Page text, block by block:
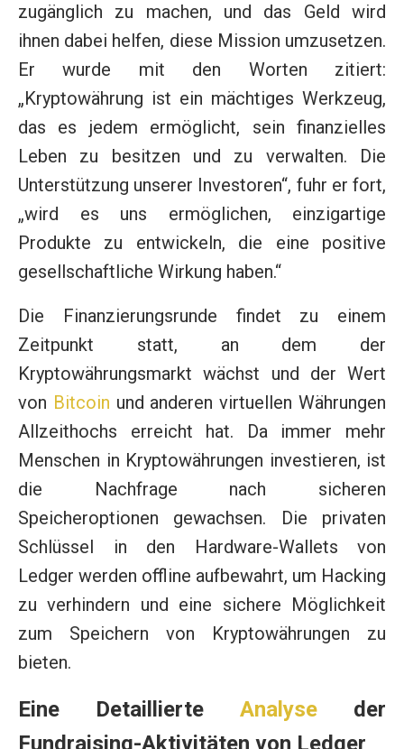
zugänglich zu machen, und das Geld wird
ihnen dabei helfen, diese Mission umzusetzen.
Er wurde mit den Worten zitiert:
„Kryptowährung ist ein mächtiges Werkzeug,
das es jedem ermöglicht, sein finanzielles
Leben zu besitzen und zu verwalten. Die
Unterstützung unserer Investoren“, fuhr er fort,
„wird es uns ermöglichen, einzigartige
Produkte zu entwickeln, die eine positive
gesellschaftliche Wirkung haben.“
Die Finanzierungsrunde findet zu einem
Zeitpunkt statt, an dem der
Kryptowährungsmarkt wächst und der Wert
von Bitcoin und anderen virtuellen Währungen
Allzeithochs erreicht hat. Da immer mehr
Menschen in Kryptowährungen investieren, ist
die Nachfrage nach sicheren
Speicheroptionen gewachsen. Die privaten
Schlüssel in den Hardware-Wallets von
Ledger werden offline aufbewahrt, um Hacking
zu verhindern und eine sichere Möglichkeit
zum Speichern von Kryptowährungen zu
bieten.
Eine Detaillierte Analyse der
Fundraising-Aktivitäten von Ledger